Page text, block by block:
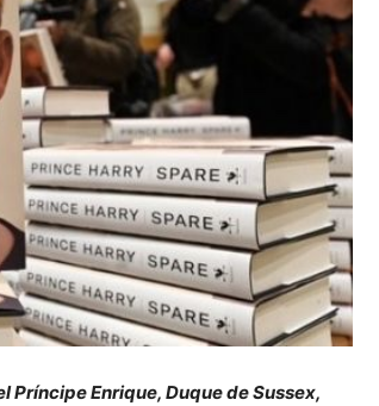
Príncipe Enrique, Duque de Sussex,